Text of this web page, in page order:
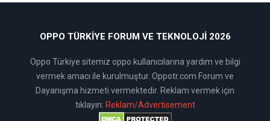
OPPO TÜRKIYE FORUM VE TEKNOLOJI 2026
Oppo Türkiye sitemiz oppo kullanıcılarına yardım ve bilgi
vermek amacı ile kurulmuştur. Oppotr.com Forum ve
Dayanışma hizmeti vermektedir. Reklam vermek için
tıklayın: Reklam/Advertisement